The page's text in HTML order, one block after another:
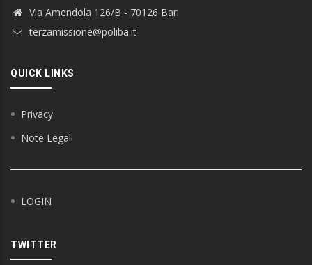
Via Amendola 126/B - 70126 Bari
terzamissione@poliba.it
QUICK LINKS
Privacy
Note Legali
LOGIN
TWITTER